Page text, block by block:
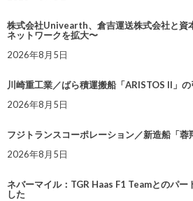
株式会社Univearth、倉吉運送株式会社と資
ネットワークを拡大〜
2026年8月5日
川崎重工業／ばら積運搬船「ARISTOS II」の
2026年8月5日
フジトランスコーポレーション／新造船「蓉
2026年8月5日
ネバーマイル：TGR Haas F1 Teamとのパー
した